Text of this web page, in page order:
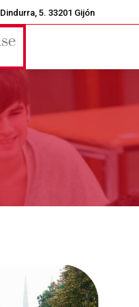
Dindurra, 5. 33201 Gijón